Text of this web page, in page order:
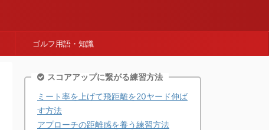
ゴルフ用語・知識
スコアアップに繋がる練習方法
ミート率を上げて飛距離を20ヤード伸ば
す方法
アプローチの距離感を養う練習方法